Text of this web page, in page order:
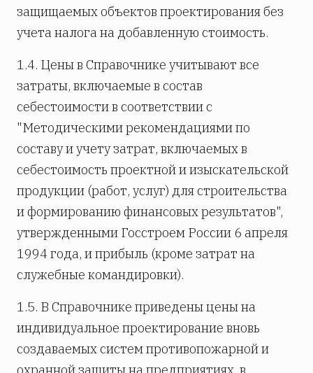
защищаемых объектов проектирования без
учета налога на добавленную стоимость.
1.4. Цены в Справочнике учитывают все
затраты, включаемые в состав
себестоимости в соответствии с
"Методическими рекомендациями по
составу и учету затрат, включаемых в
себестоимость проектной и изыскательской
продукции (работ, услуг) для строительства
и формированию финансовых результатов",
утвержденными Госстроем России 6 апреля
1994 года, и прибыль (кроме затрат на
служебные командировки).
1.5. В Справочнике приведены цены на
индивидуальное проектирование вновь
создаваемых систем противопожарной и